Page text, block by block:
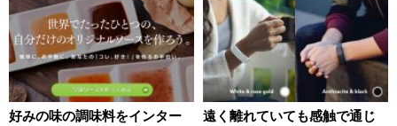
好みの味の調味料をインター
遠く離れていても感触で通じ